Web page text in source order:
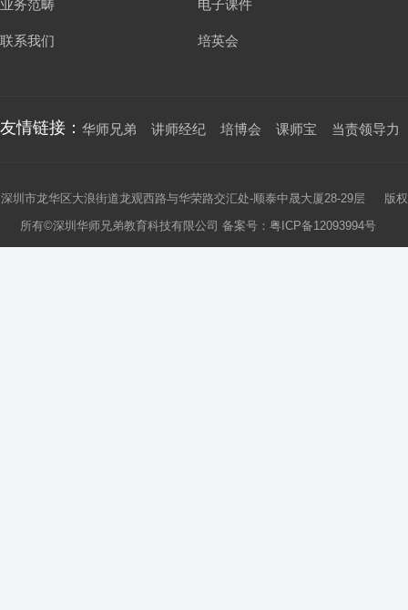
业务范畴
联系我们
电子课件
培英会
友情链接： 华师兄弟 讲师经纪 培博会 课师宝 当责领导力
深圳市龙华区大浪街道龙观西路与华荣路交汇处-顺泰中晟大厦28-29层 版权
所有©深圳华师兄弟教育科技有限公司 备案号： 粤ICP备12093994号